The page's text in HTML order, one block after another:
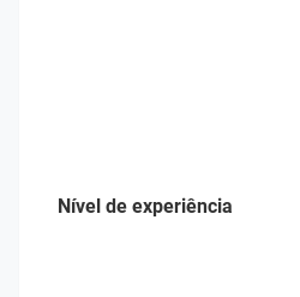
Nível de experiência